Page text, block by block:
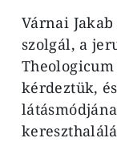
Várnai
szolgál, a
kérdeztük,